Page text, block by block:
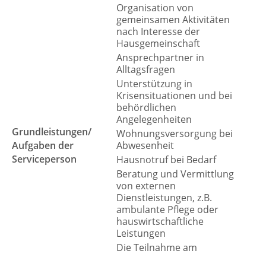
Grundleistungen/
Aufgaben der
Serviceperson
Organisation von
gemeinsamen Aktivitäten
nach Interesse der
Hausgemeinschaft
Ansprechpartner in
Alltagsfragen
Unterstützung in
Krisensituationen und bei
behördlichen
Angelegenheiten
Wohnungsversorgung bei
Abwesenheit
Hausnotruf bei Bedarf
Beratung und Vermittlung
von externen
Dienstleistungen, z.B.
ambulante Pflege oder
hauswirtschaftliche
Leistungen
Die Teilnahme am